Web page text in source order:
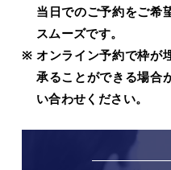
当日でのご予約をご希
スムーズです。
オンライン予約で枠が
承ることができる場合
い合わせください。